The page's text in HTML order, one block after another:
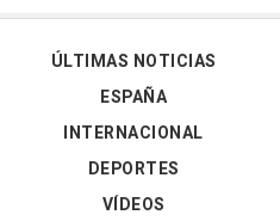
ÚLTIMAS NOTICIAS
ESPAÑA
INTERNACIONAL
DEPORTES
VÍDEOS